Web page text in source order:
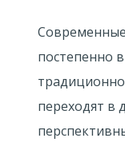
постепенно
переходят в